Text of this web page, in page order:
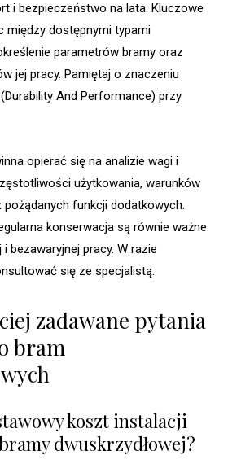
i bezpieczeństwo na lata. Kluczowe
między dostępnymi typami
parametrów bramy oraz
jej pracy. Pamiętaj o znaczeniu
And Performance) przy
opierać się na analizie wagi i
użytkowania, warunków
funkcji dodatkowych.
konserwacja są równie ważne
i bezawaryjnej pracy. W razie
się ze specjalistą.
zadawane pytania
bram
koszt instalacji
dwuskrzydłowej?